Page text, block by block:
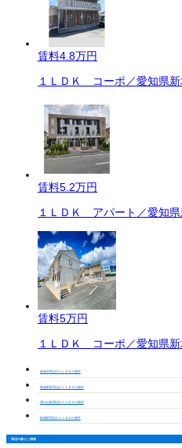
賃料4.8万円
１ＬＤＫ コーポ／愛知県
賃料5.2万円
１ＬＤＫ アパート／愛知
賃料5万円
１ＬＤＫ コーポ／愛知県
新城市周辺の１ＬＤＫの物件
東新町駅周辺の１ＬＤＫの物件
茶臼山駅周辺の１ＬＤＫの物件
新城駅周辺の１ＬＤＫの物件
周辺の暮らし情報